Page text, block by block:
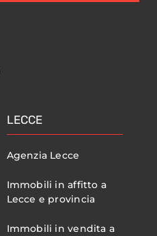
LECCE
Agenzia Lecce
Immobili in affitto a
Lecce e provincia
Immobili in vendita a